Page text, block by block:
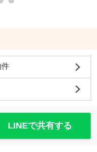
件
LINEで共有する